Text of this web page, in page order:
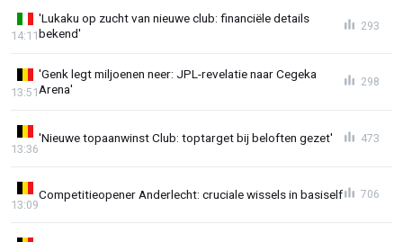
'Lukaku op zucht van nieuwe club: financiële details
bekend'
14:11
293
'Genk legt miljoenen neer: JPL-revelatie naar Cegeka
Arena'
13:51
298
'Nieuwe topaanwinst Club: toptarget bij beloften gezet'
13:36
473
Competitieopener Anderlecht: cruciale wissels in basiself
13:09
706